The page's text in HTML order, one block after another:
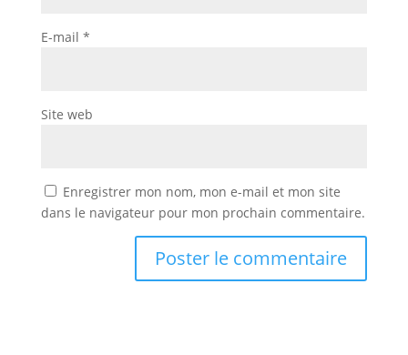
E-mail *
Site web
Enregistrer mon nom, mon e-mail et mon site
dans le navigateur pour mon prochain commentaire.